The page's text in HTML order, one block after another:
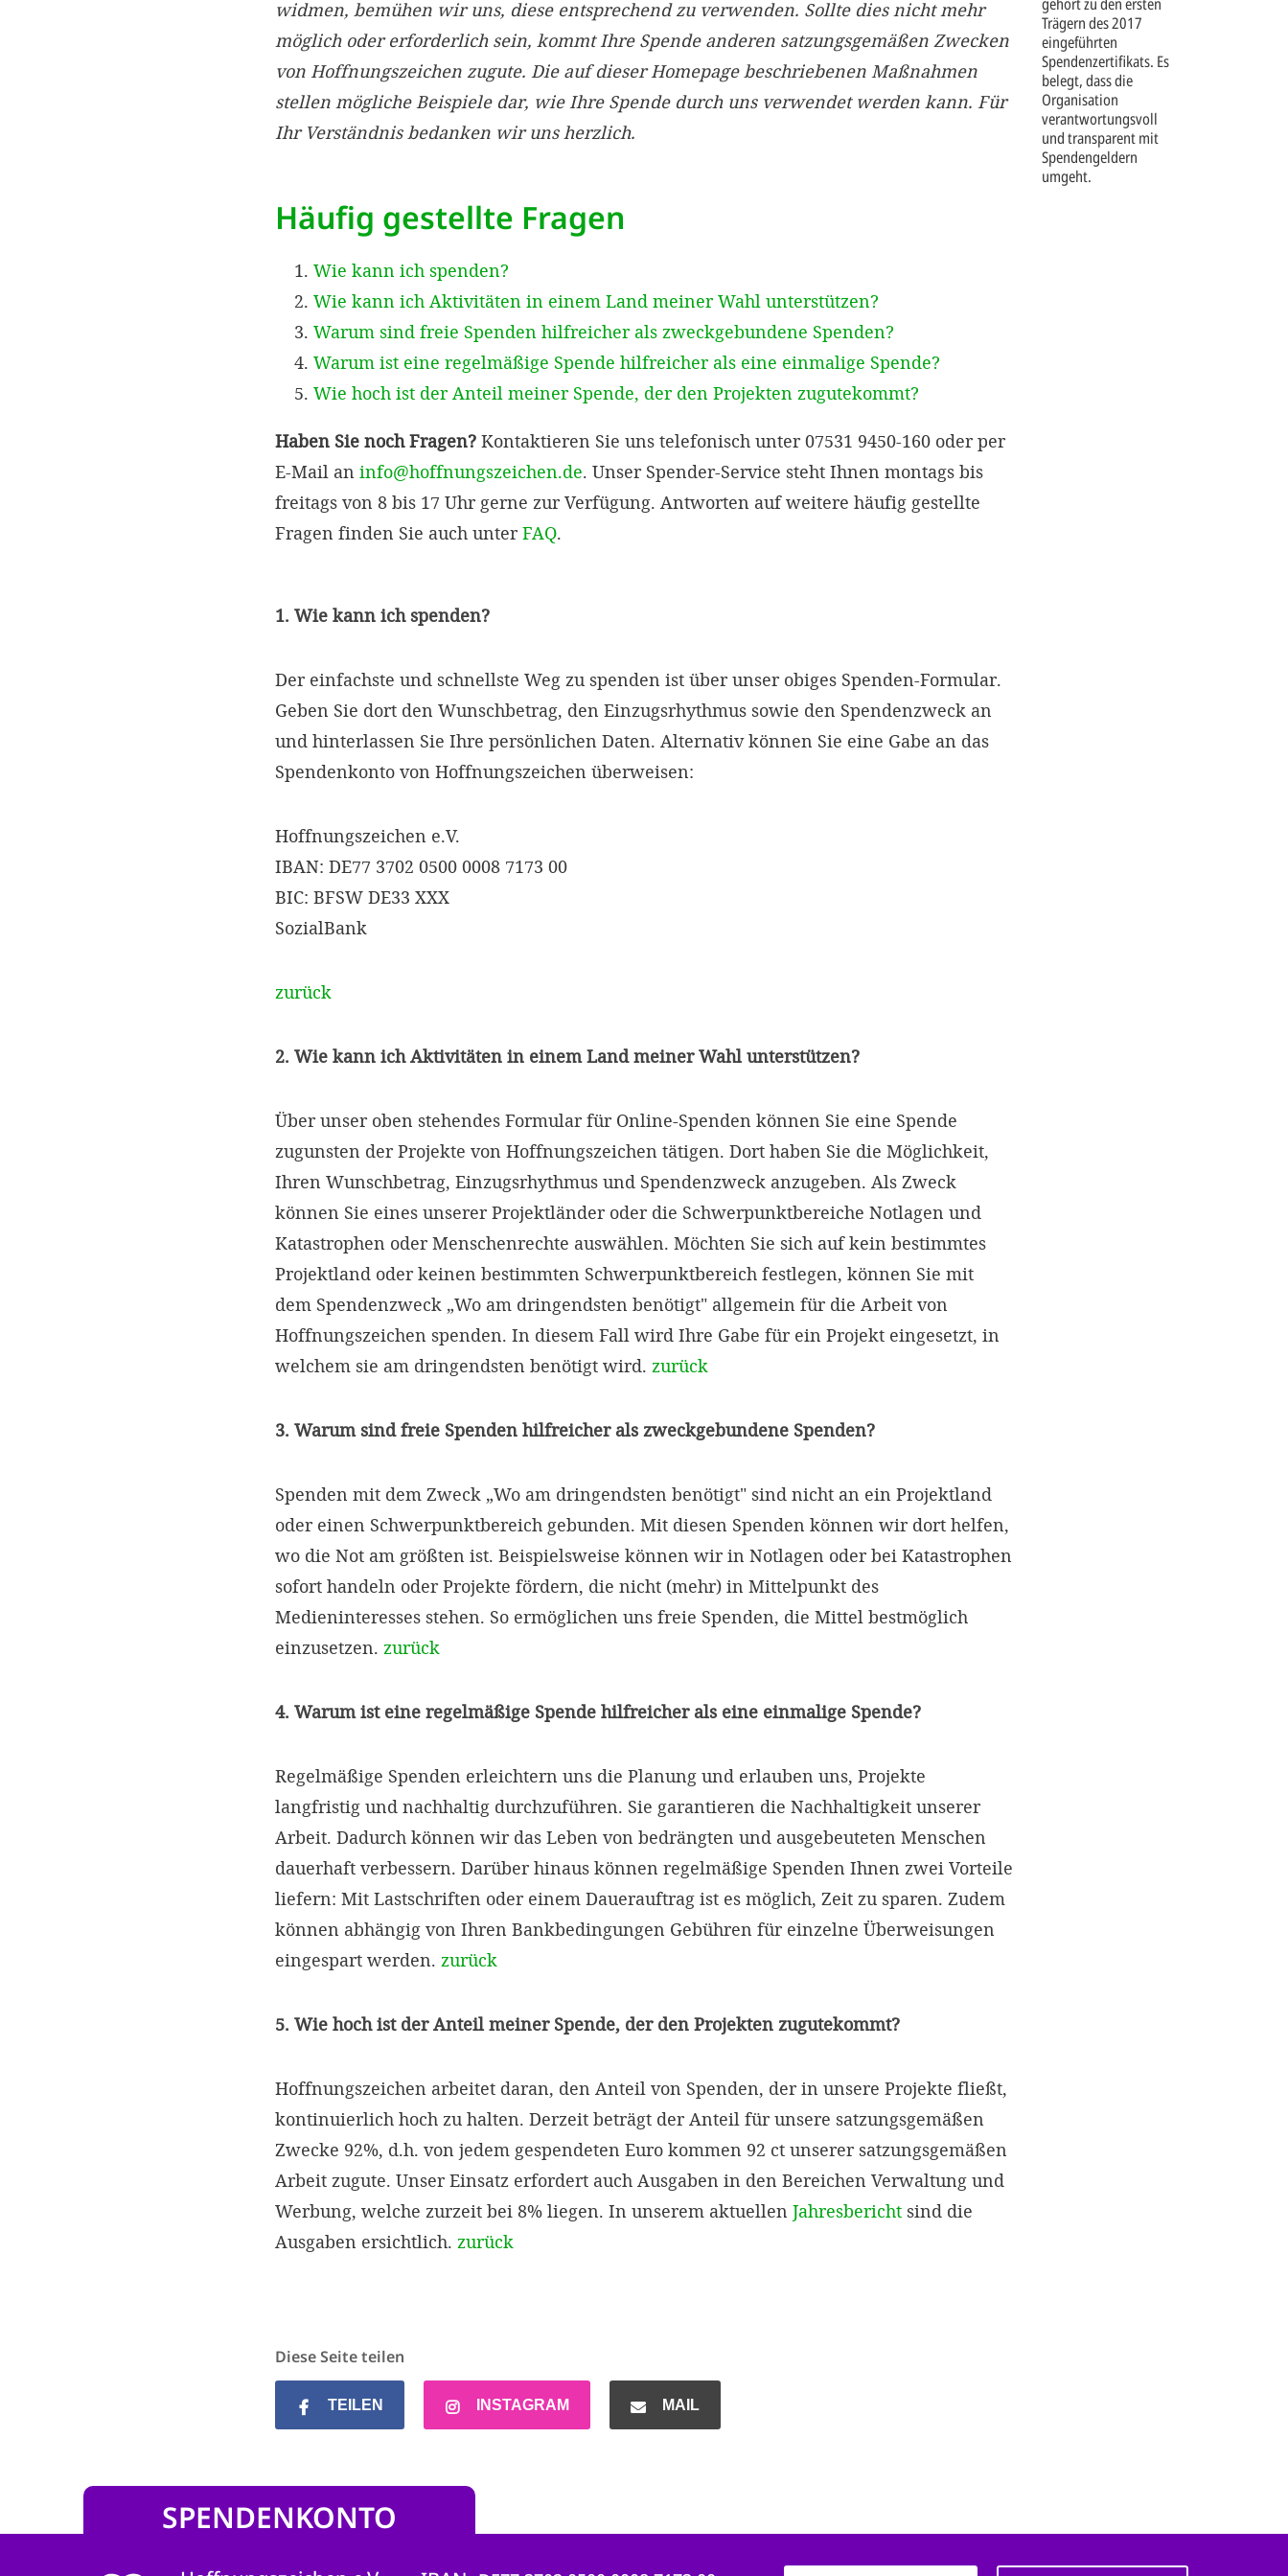
Trägern des 2017
eingeführten
Spendenzertifikats. Es
belegt, dass die
Organisation
verantwortungsvoll
und transparent mit
Spendengeldern
umgeht.
widmen, bemühen wir uns, diese entsprechend zu verwenden. Sollte dies nicht mehr
möglich oder erforderlich sein, kommt Ihre Spende anderen satzungsgemäßen Zwecken
von Hoffnungszeichen zugute. Die auf dieser Homepage beschriebenen Maßnahmen
stellen mögliche Beispiele dar, wie Ihre Spende durch uns verwendet werden kann. Für
Ihr Verständnis bedanken wir uns herzlich.
Häufig gestellte Fragen
Wie kann ich spenden?
Wie kann ich Aktivitäten in einem Land meiner Wahl unterstützen?
Warum sind freie Spenden hilfreicher als zweckgebundene Spenden?
Warum ist eine regelmäßige Spende hilfreicher als eine einmalige Spende?
Wie hoch ist der Anteil meiner Spende, der den Projekten zugutekommt?
Haben Sie noch Fragen? Kontaktieren Sie uns telefonisch unter 07531 9450-160 oder per
E-Mail an info@hoffnungszeichen.de. Unser Spender-Service steht Ihnen montags bis
freitags von 8 bis 17 Uhr gerne zur Verfügung. Antworten auf weitere häufig gestellte
Fragen finden Sie auch unter FAQ.
1. Wie kann ich spenden?
Der einfachste und schnellste Weg zu spenden ist über unser obiges Spenden-Formular.
Geben Sie dort den Wunschbetrag, den Einzugsrhythmus sowie den Spendenzweck an
und hinterlassen Sie Ihre persönlichen Daten. Alternativ können Sie eine Gabe an das
Spendenkonto von Hoffnungszeichen überweisen:
Hoffnungszeichen e.V.
IBAN: DE77 3702 0500 0008 7173 00
BIC: BFSW DE33 XXX
SozialBank
zurück
2. Wie kann ich Aktivitäten in einem Land meiner Wahl unterstützen?
Über unser oben stehendes Formular für Online-Spenden können Sie eine Spende
zugunsten der Projekte von Hoffnungszeichen tätigen. Dort haben Sie die Möglichkeit,
Ihren Wunschbetrag, Einzugsrhythmus und Spendenzweck anzugeben. Als Zweck
können Sie eines unserer Projektländer oder die Schwerpunktbereiche Notlagen und
Katastrophen oder Menschenrechte auswählen. Möchten Sie sich auf kein bestimmtes
Projektland oder keinen bestimmten Schwerpunktbereich festlegen, können Sie mit
dem Spendenzweck „Wo am dringendsten benötigt" allgemein für die Arbeit von
Hoffnungszeichen spenden. In diesem Fall wird Ihre Gabe für ein Projekt eingesetzt, in
welchem sie am dringendsten benötigt wird. zurück
3. Warum sind freie Spenden hilfreicher als zweckgebundene Spenden?
Spenden mit dem Zweck „Wo am dringendsten benötigt" sind nicht an ein Projektland
oder einen Schwerpunktbereich gebunden. Mit diesen Spenden können wir dort helfen,
wo die Not am größten ist. Beispielsweise können wir in Notlagen oder bei Katastrophen
sofort handeln oder Projekte fördern, die nicht (mehr) in Mittelpunkt des
Medieninteresses stehen. So ermöglichen uns freie Spenden, die Mittel bestmöglich
einzusetzen. zurück
4. Warum ist eine regelmäßige Spende hilfreicher als eine einmalige Spende?
Regelmäßige Spenden erleichtern uns die Planung und erlauben uns, Projekte
langfristig und nachhaltig durchzuführen. Sie garantieren die Nachhaltigkeit unserer
Arbeit. Dadurch können wir das Leben von bedrängten und ausgebeuteten Menschen
dauerhaft verbessern. Darüber hinaus können regelmäßige Spenden Ihnen zwei Vorteile
liefern: Mit Lastschriften oder einem Dauerauftrag ist es möglich, Zeit zu sparen. Zudem
können abhängig von Ihren Bankbedingungen Gebühren für einzelne Überweisungen
eingespart werden. zurück
5. Wie hoch ist der Anteil meiner Spende, der den Projekten zugutekommt?
Hoffnungszeichen arbeitet daran, den Anteil von Spenden, der in unsere Projekte fließt,
kontinuierlich hoch zu halten. Derzeit beträgt der Anteil für unsere satzungsgemäßen
Zwecke 92%, d.h. von jedem gespendeten Euro kommen 92 ct unserer satzungsgemäßen
Arbeit zugute. Unser Einsatz erfordert auch Ausgaben in den Bereichen Verwaltung und
Werbung, welche zurzeit bei 8% liegen. In unserem aktuellen Jahresbericht sind die
Ausgaben ersichtlich. zurück
Diese Seite teilen
TEILEN INSTAGRAM MAIL
SPENDENKONTO